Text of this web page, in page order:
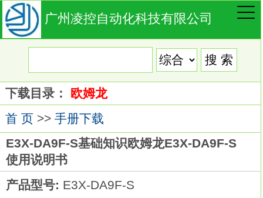
广州凌控自动化科技有限公司
下载目录：
欧姆龙
首 页>> 手册下载
E3X-DA9F-S基础知识欧姆龙E3X-DA9F-S
使用说明书
产品型号: E3X-DA9F-S